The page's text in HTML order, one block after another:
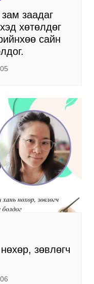
заадаг
хөтөлдөг
сайн
зөвлөгч